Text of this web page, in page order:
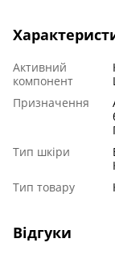
Активний
компонент
Призначення
Тип шкіри
Тип товару
Відгуки